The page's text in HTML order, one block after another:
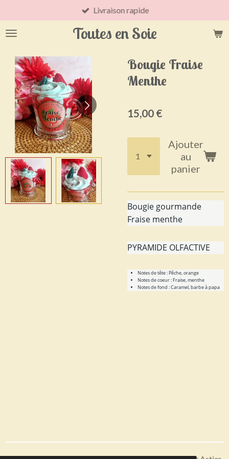
au
contenu
Toutes en Soie
Livraison rapide
Bougie Fraise
Menthe
15,00 €
Ajouter
au
panier
Bougie gourmande
Fraise menthe
PYRAMIDE OLFACTIVE
Notes de tête :Pêche, orange
Notes de coeur :Fraise, menthe
Notes de fond :Caramel, barbe à papa